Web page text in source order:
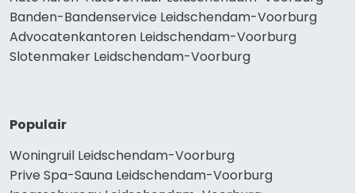
Banden-Bandenservice Leidschendam-Voorburg
Advocatenkantoren Leidschendam-Voorburg
Slotenmaker Leidschendam-Voorburg
Populair
Woningruil Leidschendam-Voorburg
Prive Spa-Sauna Leidschendam-Voorburg